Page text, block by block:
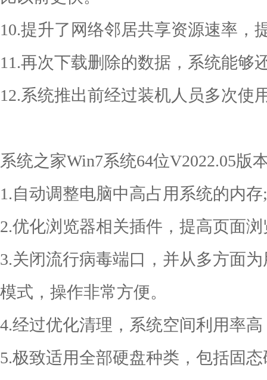
10.提升了网络邻居共享资源速率，
11.再次下载删除的数据，系统能够
12.系统推出前经过装机人员多次使
系统之家Win7系统64位V2022.05版
1.自动调整电脑中高占用系统的内存;
2.优化浏览器相关插件，提高页面
3.关闭流行病毒端口，并从多方面
模式，操作非常方便。
4.经过优化清理，系统空间利用率
5.极致适用全部硬盘种类，包括固